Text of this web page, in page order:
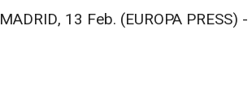
MADRID, 13 Feb. (EUROPA PRESS) -